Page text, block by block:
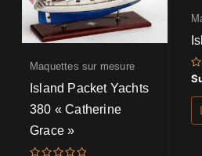
Maquettes sur mesure
Island Packet Yachts
380 « Catherine
Grace »
0